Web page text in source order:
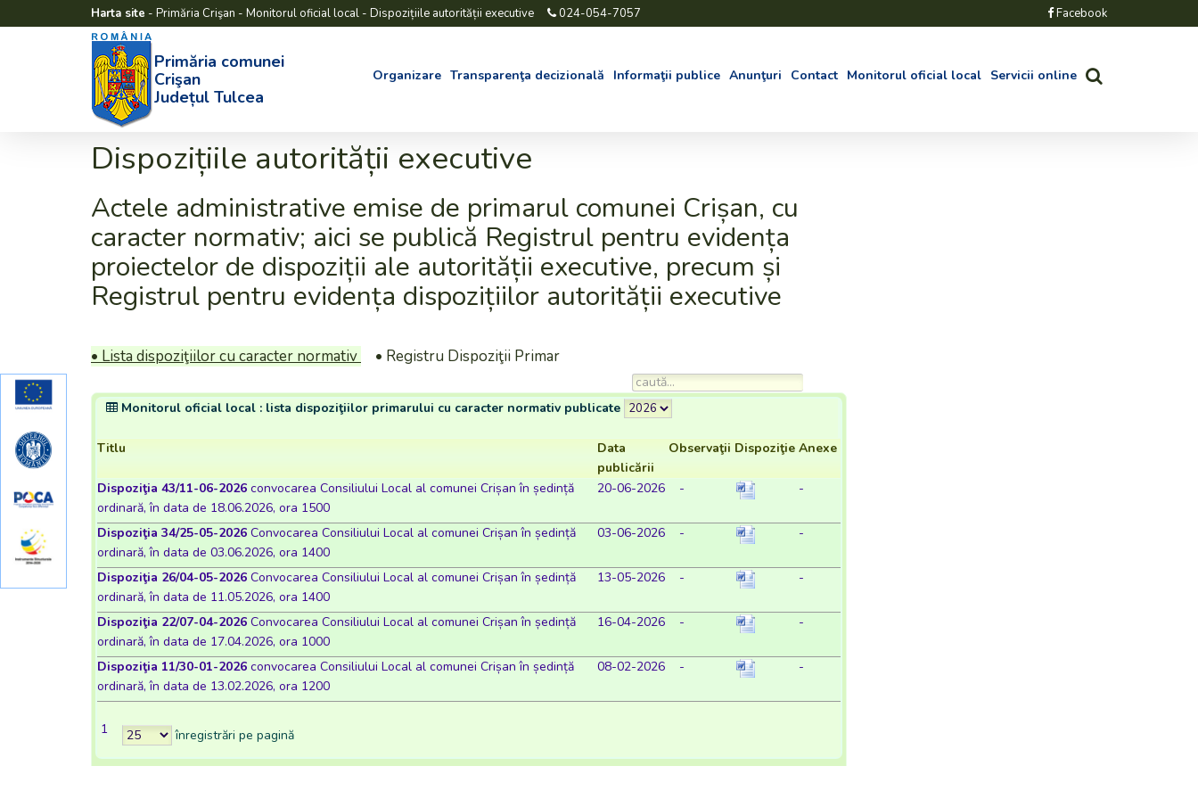
Harta site - Primăria Crişan - Monitorul oficial local - Dispozițiile autorității executive 024-054-7057 Facebook
Primăria comunei
Crişan
Județul Tulcea
Organizare Transparenţa decizională Informaţii publice Anunţuri Contact Monitorul oficial local Servicii online
Dispozițiile autorității executive
Actele administrative emise de primarul comunei Crișan, cu
caracter normativ; aici se publică Registrul pentru evidența
proiectelor de dispoziții ale autorității executive, precum și
Registrul pentru evidența dispozițiilor autorității executive